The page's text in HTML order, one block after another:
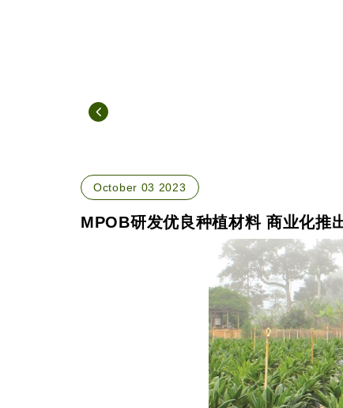
October 03 2023
MPOB研发优良种植材料 商业化推